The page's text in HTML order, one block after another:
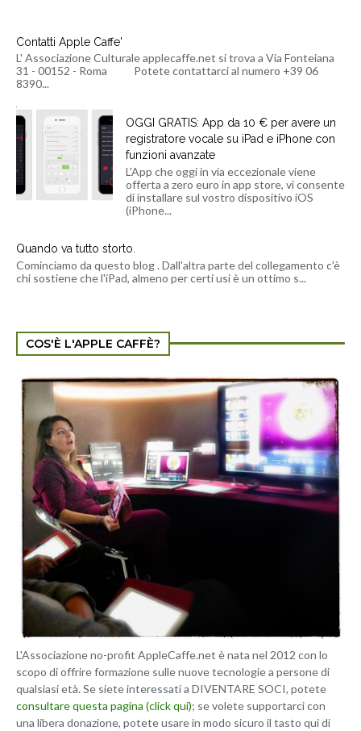
Contatti Apple Caffe'
L' Associazione Culturale applecaffe.net si trova a Via Fonteiana
31 - 00152 - Roma Potete contattarci al numero +39 06
8390...
OGGI GRATIS: App da 10 € per avere un
registratore vocale su iPad e iPhone con
funzioni avanzate
L'App che oggi in via eccezionale viene
offerta a zero euro in app store, vi consente
di installare sul vostro dispositivo iOS
(iPhone...
Quando va tutto storto.
Cominciamo da questo blog . Dall'altra parte del collegamento c'è
chi sostiene che l'iPad, almeno per certi usi è un ottimo s...
COS'È L'APPLE CAFFÈ?
L'Associazione no-profit AppleCaffe.net è nata nel 2012 con lo
scopo di offrire formazione sulle nuove tecnologie a persone di
qualsiasi età. Se siete interessati a DIVENTARE SOCI, potete
consultare questa pagina (click qui); se volete supportarci con
una libera donazione, potete usare in modo sicuro il tasto qui di